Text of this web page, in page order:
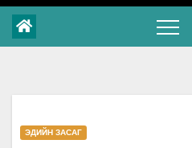
ЭДИЙН ЗАСАГ